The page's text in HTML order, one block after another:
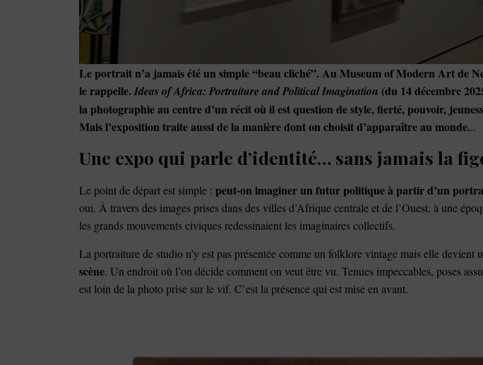
Le portrait n’a jamais été un simple “beau cliché”. Au Museum of Modern Art de
le rappelle. Ideas of Africa: Portraiture and Political Imagination (du 14 décembre
la photographie au centre d’un récit où il est question de style, fierté, pouvoir,
Mais l’exposition traite aussi de la manière dont on choisit d’apparaître au monde...
Une expo qui parle d’identité… sans jamais la
Le point de départ est simple : peut-on imaginer un futur politique à partir d’un
oui. À travers des images prises dans des villes d’Afrique centrale et de l’Ouest, à une
les grands mouvements civiques redessinaient les imaginaires collectifs.
La portraiture de studio n’y est pas présentée comme un folklore vintage mais elle devient
scène. Un endroit où l’on décide comment on veut être vu. Tenues impeccables, poses
est loin de la photo prise sur le vif. C’est la présence qui est mise en avant.